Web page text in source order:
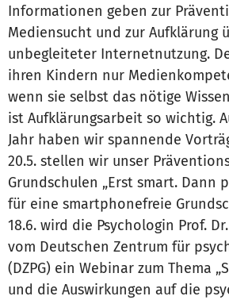
Informationen geben zur
Mediensucht und zur Aufklärung
unbegleiteter Internetnutzung.
ihren Kindern nur
wenn sie selbst das nötige
ist Aufklärungsarbeit so wichtig.
Jahr haben wir spannende
20.5. stellen wir unser
Grundschulen „Erst smart. Dann
für eine smartphonefreie
18.6. wird die Psychologin Prof.
vom Deutschen Zentrum für
(DZPG) ein Webinar zum Thema
und die Auswirkungen auf die